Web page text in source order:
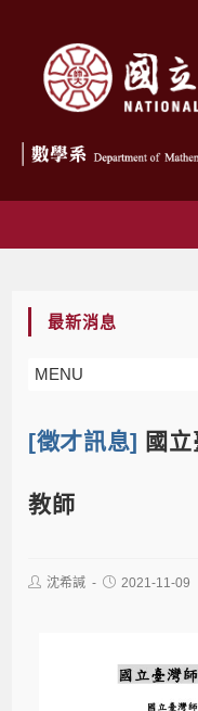
最新消息
MENU
[徵才訊息] 國
教師
沈希諴 2021-11-09